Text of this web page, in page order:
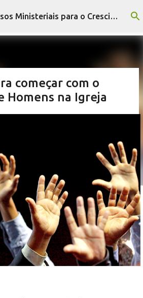
o conteúdo principal Cursos e Recursos Ministeriais para o Crescimento da Igreja
começar com o
Homens na Igreja